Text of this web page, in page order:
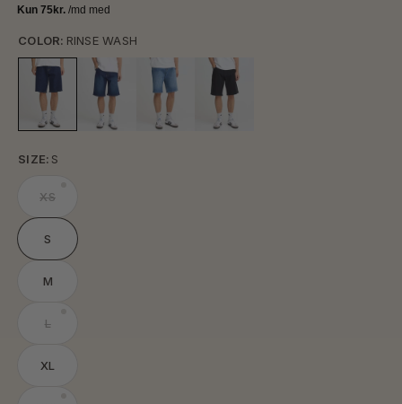
COLOR: RINSE WASH
SIZE: S
XS
S
M
L
XL